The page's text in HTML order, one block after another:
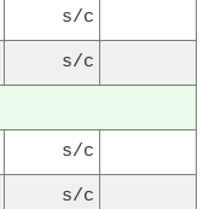
s/c
s/c
s/c
s/c